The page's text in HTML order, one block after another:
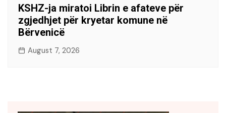
KSHZ-ja miratoi Librin e afateve për
zgjedhjet për kryetar komune në
Bërvenicë
August 7, 2026